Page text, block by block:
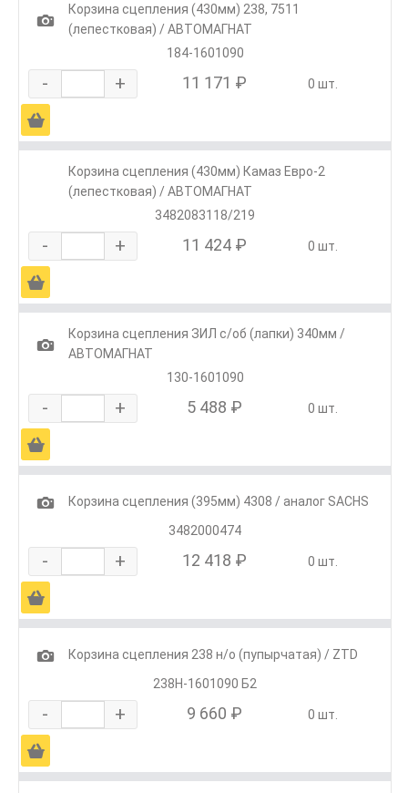
1
Корзина сцепления (430мм) 238, 7511
(лепестковая) / АВТОМАГНАТ
184-1601090
- + 11 171 ₽ 0 шт.
Ä
Корзина сцепления (430мм) Камаз Евро-2
(лепестковая) / АВТОМАГНАТ
3482083118/219
- + 11 424 ₽ 0 шт.
Ä
1
Корзина сцепления ЗИЛ с/об (лапки) 340мм /
АВТОМАГНАТ
130-1601090
- + 5 488 ₽ 0 шт.
Ä
1
Корзина сцепления (395мм) 4308 / аналог SACHS
3482000474
- + 12 418 ₽ 0 шт.
Ä
1
Корзина сцепления 238 н/о (пупырчатая) / ZTD
238Н-1601090 Б2
- + 9 660 ₽ 0 шт.
Ä